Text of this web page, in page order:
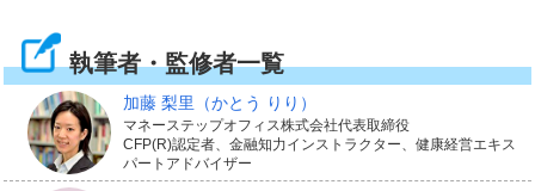
執筆者・監修者一覧
加藤 梨里 （かとう りり）
マネーステップオフィス株式会社代表取締役
CFP(R)認定者、金融知力インストラクター、健康経営エキス
パートアドバイザー